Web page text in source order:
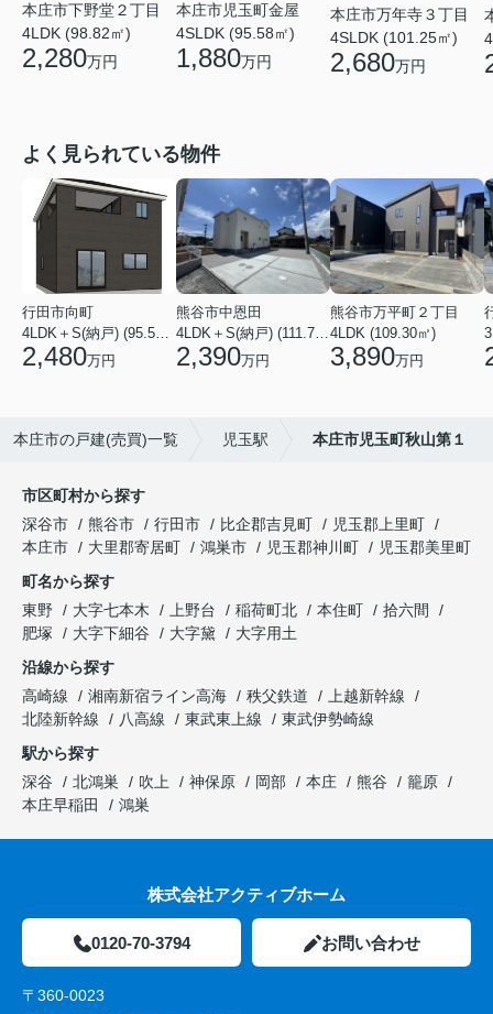
本庄市下野堂２丁目
4LDK (98.82㎡)
2,280万円
本庄市児玉町金屋
4SLDK (95.58㎡)
1,880万円
本庄市万年寺３丁目
4SLDK (101.25㎡)
2,680万円
よく見られている物件
行田市向町
4LDK＋S(納戸) (95.58㎡)
2,480万円
熊谷市中恩田
4LDK＋S(納戸) (111.78㎡)
2,390万円
熊谷市万平町２丁目
4LDK (109.30㎡)
3,890万円
本庄市の戸建(売買)一覧 児玉駅 本庄市児玉町秋山第１
市区町村から探す
深谷市
熊谷市 行田市 比企郡吉見町
児玉郡上里町
本庄市
大里郡寄居町 鴻巣市 児玉郡神川町
児玉郡美里町
町名から探す
東野
大字七本木 上野台 稲荷町北 本住町
拾六間
肥塚
大字下細谷 大字黛
大字用土
沿線から探す
高崎線
湘南新宿ライン高海 秩父鉄道
上越新幹線
北陸新幹線
八高線 東武東上線
東武伊勢崎線
駅から探す
深谷
北鴻巣 吹上 神保原 岡部 本庄 熊谷
籠原
本庄早稲田
鴻巣
株式会社アクティブホーム
0120-70-3794 お問い合わせ
〒360-0023